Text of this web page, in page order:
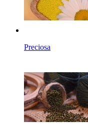
Preciosa